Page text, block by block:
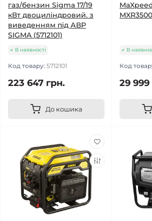
газ/бензин Sigma 17/19
кВт двоциліндровий. з
виведенням під АВР
SIGMA (5712101)
В наявності
Код товару: 5712101
223 647 грн.
До кошика
MXR3500
В
Код
29 999